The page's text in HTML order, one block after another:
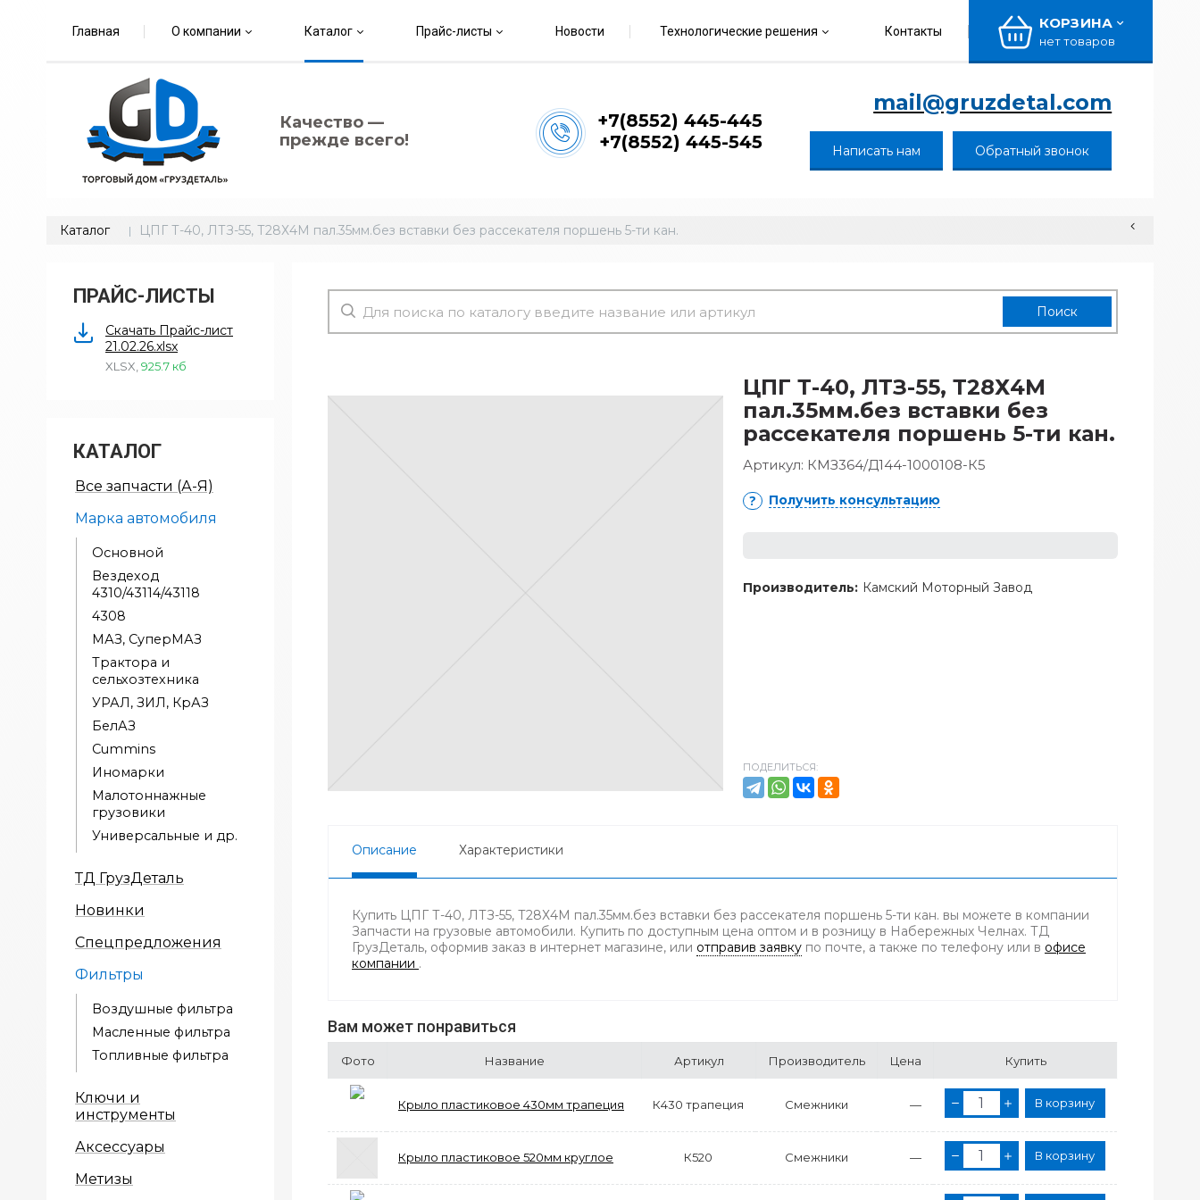
Главная О компании Каталог Прайс-листы Новости Технологические решения Контакты КОРЗИНА
нет товаров
Качество —
прежде всего!
+7(8552) 445-445
+7(8552) 445-545
mail@gruzdetal.com
Написать нам Обратный звонок
Каталог ЦПГ Т-40, ЛТЗ-55, Т28Х4М пал.35мм.без вставки без рассекателя поршень 5-ти кан.
ПРАЙС-ЛИСТЫ
Скачать Прайс-лист
21.02.26.xlsx
XLSX 925.7 кб
КАТАЛОГ
Все запчасти (А-Я)
Марка автомобиля
Основной
Вездеход
4310/43114/43118
4308
МАЗ, СуперМАЗ
Трактора и
сельхозтехника
УРАЛ, ЗИЛ, КрАЗ
БелАЗ
Cummins
Иномарки
Малотоннажные
грузовики
Универсальные и др.
ТД ГрузДеталь
Новинки
Спецпредложения
Фильтры
Воздушные фильтра
Масленные фильтра
Топливные фильтра
Ключи и
инструменты
Аксессуары
Метизы
ЦПГ Т-40, ЛТЗ-55, Т28Х4М
пал.35мм.без вставки без
рассекателя поршень 5-ти кан.
Артикул: КМЗ364/Д144-1000108-К5
Получить консультацию
Производитель: Камский Моторный Завод
ПОДЕЛИТЬСЯ:
Описание Характеристики
Купить ЦПГ Т-40, ЛТЗ-55, Т28Х4М пал.35мм.без вставки без рассекателя поршень 5-ти кан. вы можете в компании
Запчасти на грузовые автомобили. Купить по доступным цена оптом и в розницу в Набережных Челнах. ТД
ГрузДеталь, оформив заказ в интернет магазине, или отправив заявку по почте, а также по телефону или в офисе
компании .
Вам может понравиться
Фото Название Артикул Производитель Цена Купить
Крыло пластиковое 430мм трапеция К430 трапеция Смежники — В корзину
Крыло пластиковое 520мм круглое К520 Смежники — В корзину